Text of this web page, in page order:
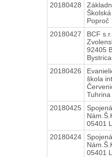
20180428
Poproč
20180427
BCF
92405
Bystrica
20180426
škola int.
Tuhrina
20180425
05401
20180424
05401